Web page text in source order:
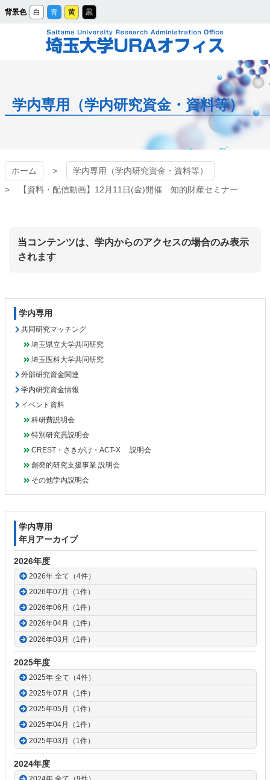
メ
イ
背景色 白 青 黄 黒
ス
学内専用（学内研究資金・資料等）
ホーム
学内専用（学内研究資金・資料等）
【資料・配信動画】12月11日(金)開催 知的財産セミナー
当コンテンツは、学内からのアクセスの場合のみ表示
されます
学内専用
共同研究マッチング
埼玉県立大学共同研究
埼玉医科大学共同研究
外部研究資金関連
学内研究資金情報
イベント資料
科研費説明会
特別研究員説明会
CREST・さきがけ・ACT-X 説明会
創発的研究支援事業 説明会
その他学内説明会
学内専用
年月アーカイブ
2026年度
2026年 全て（4件）
2026年07月（1件）
2026年06月（1件）
2026年04月（1件）
2026年03月（1件）
2025年度
2025年 全て（4件）
2025年07月（1件）
2025年05月（1件）
2025年04月（1件）
2025年03月（1件）
2024年度